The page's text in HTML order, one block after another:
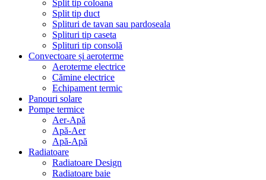
Split tip coloana
Split tip duct
Splituri de tavan sau pardoseala
Splituri tip caseta
Splituri tip consolă
Convectoare și aeroterme
Aeroterme electrice
Cămine electrice
Echipament termic
Panouri solare
Pompe termice
Aer-Apă
Apă-Aer
Apă-Apă
Radiatoare
Radiatoare Design
Radiatoare baie